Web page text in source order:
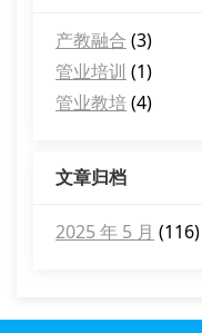
产教融合 (3)
管业培训 (1)
管业教培 (4)
文章归档
2025 年 5 月 (116)